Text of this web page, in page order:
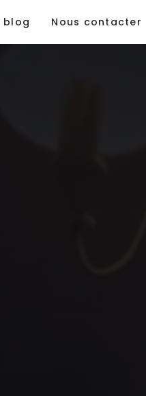
blog Nous contacter